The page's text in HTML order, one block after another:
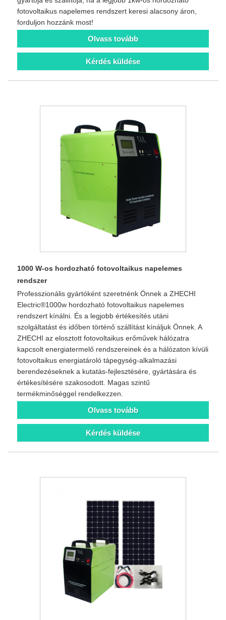
fotovoltaikus napelemes rendszert keresi alacsony áron,
forduljon hozzánk most!
Olvass tovább
Kérdés küldése
1000 W-os hordozható fotovoltaikus napelemes
rendszer
Professzionális gyártóként szeretnénk Önnek a ZHECHI
Electric®1000w hordozható fotovoltaikus napelemes
rendszert kínálni. És a legjobb értékesítés utáni
szolgáltatást és időben történő szállítást kínáljuk Önnek. A
ZHECHI az elosztott fotovoltaikus erőművek hálózatra
kapcsolt energiatermelő rendszereinek és a hálózaton kívüli
fotovoltaikus energiatároló tápegység-alkalmazási
berendezéseknek a kutatás-fejlesztésére, gyártására és
értékesítésére szakosodott. Magas szintű
termékminőséggel rendelkezzen.
Olvass tovább
Kérdés küldése